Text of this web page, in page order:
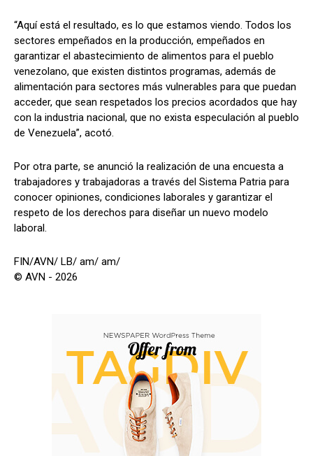
“Aquí está el resultado, es lo que estamos viendo. Todos los
sectores empeñados en la producción, empeñados en
garantizar el abastecimiento de alimentos para el pueblo
venezolano, que existen distintos programas, además de
alimentación para sectores más vulnerables para que puedan
acceder, que sean respetados los precios acordados que hay
con la industria nacional, que no exista especulación al pueblo
de Venezuela”, acotó.
Por otra parte, se anunció la realización de una encuesta a
trabajadores y trabajadoras a través del Sistema Patria para
conocer opiniones, condiciones laborales y garantizar el
respeto de los derechos para diseñar un nuevo modelo
laboral.
FIN/AVN/ LB/ am/ am/
© AVN - 2026